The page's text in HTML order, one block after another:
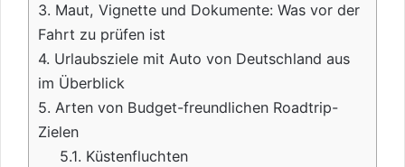
3. Maut, Vignette und Dokumente: Was vor der
Fahrt zu prüfen ist
4. Urlaubsziele mit Auto von Deutschland aus
im Überblick
5. Arten von Budget-freundlichen Roadtrip-
Zielen
5.1. Küstenfluchten